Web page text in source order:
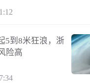
5到8米狂浪，浙
险高